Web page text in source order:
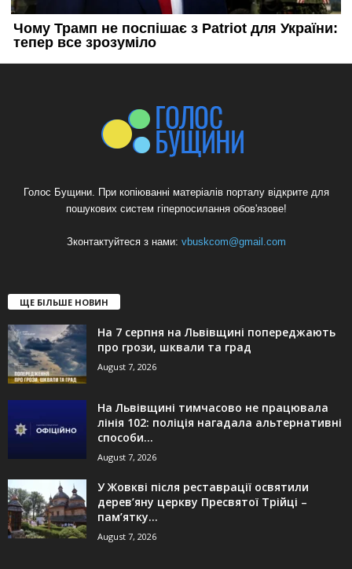
Голос Бущини. При копіюванні матеріалів порталу відкрите для
пошукових систем гіперпосилання обов'язове!
Зконтактуйтеся з нами: vbuskcom@gmail.com
ЩЕ БІЛЬШЕ НОВИН
На 7 серпня на Львівщині попереджають
про грози, шквали та град
August 7, 2026
На Львівщині тимчасово не працювала
лінія 102: поліція нагадала альтернативні
способи...
August 7, 2026
У Жовкві після реставрації освятили
дерев’яну церкву Пресвятої Трійці –
пам’ятку...
August 7, 2026